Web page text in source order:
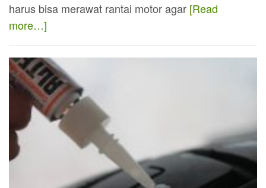
harus bisa merawat rantai motor agar [Read
more…]